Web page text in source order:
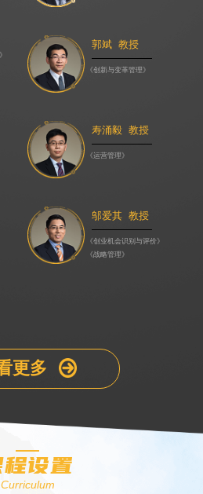
郭斌 教授
《创新与变革管理》
寿涌毅 教授
《运营管理》
邬爱其 教授
《创业机会识别与评价》
《战略管理》
更多
设置
Curriculum